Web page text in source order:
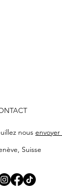
nous envoyer
Suisse